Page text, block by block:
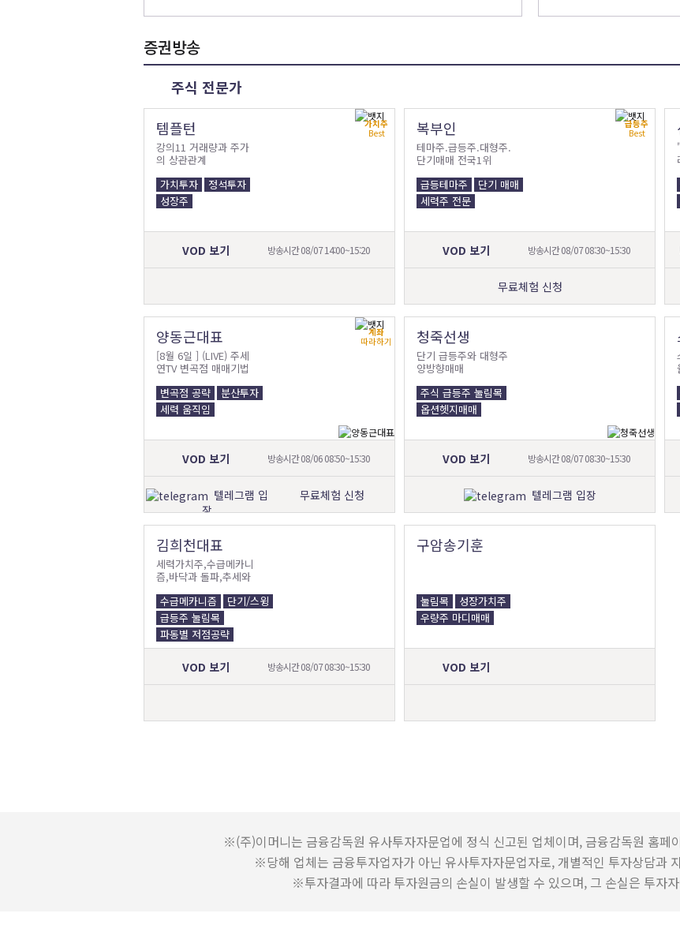
증권방송
주식 전문가
가치주
Best
템플턴
강의11 거래량과 주가
의 상관관계
가치투자
정석투자
성장주
VOD 보기 방송시간 08/07 14:00~15:20
급등주
Best
복부인
테마주.급등주.대형주.
단기매매 전국1위
급등테마주
단기 매매
세력주 전문
VOD 보기 방송시간 08/07 08:30~15:30
무료체험 신청
계좌
따라하기
양동근대표
[8월 6일 ] (LIVE) 주세
연TV 변곡점 매매기법
변곡점 공략
분산투자
세력 움직임
VOD 보기 방송시간 08/06 08:50~15:30
텔레그램 입
장
무료체험 신청
청죽선생
단기 급등주와 대형주
양방향매매
주식 급등주 눌림목
옵션헷지매매
VOD 보기 방송시간 08/07 08:30~15:30
텔레그램 입장
김희천대표
세력가치주,수급메카니
즘,바닥과 돌파,추세와
수급메카니즘
단기/스윙
급등주 눌림목
파동별 저점공략
VOD 보기 방송시간 08/07 08:30~15:30
구암송기훈
눌림목
성장가치주
우량주 마디매매
VOD 보기
※(주)이머니는 금융감독원 유사투자자문업에 정식 신고된 업체이며, 금융감독원 홈페
※당해 업체는 금융투자업자가 아닌 유사투자자문업자로, 개별적인 투자상담과
※투자결과에 따라 투자원금의 손실이 발생할 수 있으며, 그 손실은 투자